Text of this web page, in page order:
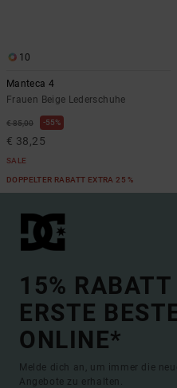
10
Manteca 4
Frauen Beige Lederschuhe
€ 85,00 55%
€ 38,25
SALE
DOPPELTER RABATT EXTRA 25 %
15%
ERSTE
ONLINE*
Melde dich an, um immer die
Angebote zu erhalten.